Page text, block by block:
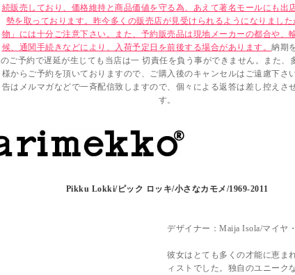
続販売しており、価格維持と商品価値を守る為、あえて著名モールにも出
勢を取っております。昨今多くの販売店が見受けられるようになりまし
物」には十分ご注意下さい。また、予約販売品は現地メーカーの都合や、
候、通関手続きなどにより、入荷予定日を前後する場合があります。 納期
のご予約で遅延が生じても当店は一 切責任を負う事ができません。また、
様からご予約を頂いておりますので、ご購入後のキャンセルはご遠慮下さ
告はメルマガなどで一斉配信致しますので、個々による返答は差し控えさ
す。
Pikku Lokki/ピック ロッキ/小さなカモメ/1969-2011
デザイナー：Maija Isola/マイヤ
彼女はとても多くの才能に恵ま
ィストでした。独自のユニーク